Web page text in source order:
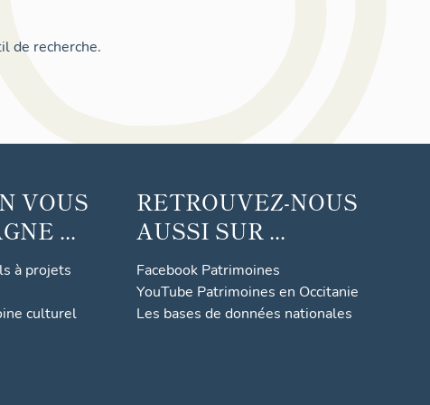
de recherche.
VOUS
...
à projets
culturel
RETROUVEZ-NOUS
AUSSI SUR ...
Facebook Patrimoines
YouTube Patrimoines en Occitanie
Les bases de données nationales